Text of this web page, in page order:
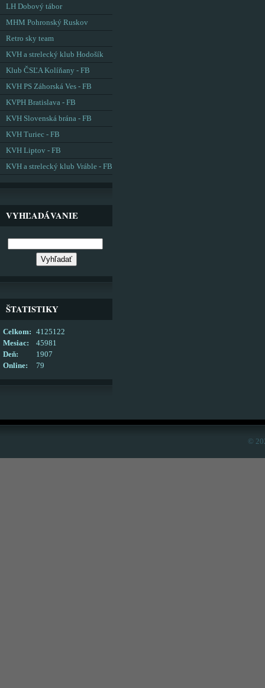
LH Dobový tábor
MHM Pohronský Ruskov
Retro sky team
KVH a strelecký klub Hodošík
Klub ČSĽA Kolíňany - FB
KVH PS Záhorská Ves - FB
KVPH Bratislava - FB
KVH Slovenská brána - FB
KVH Turiec - FB
KVH Liptov - FB
KVH a strelecký klub Vráble - FB
VYHĽADÁVANIE
ŠTATISTIKY
Online: 79
Celkom:
4125122
Mesiac:
45981
Deň:
1907
©